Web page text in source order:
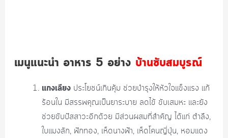
เมนูแนะนำ อาหาร 5 อย่าง บ้านซับสมบูรณ์
แกงเลียงประโยชน์เกินคุ้ม ช่วยบำรุงให้หัวใจแข็งแรง แก้
ร้อนใน มีสรรพคุณเป็นยาระบาย ลดไข้ ขับเสมหะ และยัง
ช่วยขับปัสสาวะอีกด้วย มีส่วนผสมที่สำคัญ ได้แก่ ตำลึง,
ใบแมงลัก, ฟักทอง, เห็ดนางฟ้า, เห็ดโคนญี่ปุ่น, หอมแดง